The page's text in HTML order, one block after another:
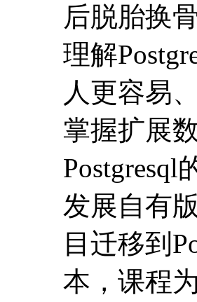
后脱胎换
理解
人更容易
掌握扩展
发展自有
目迁移到
本，课程